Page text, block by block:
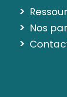
>
> Nos
>